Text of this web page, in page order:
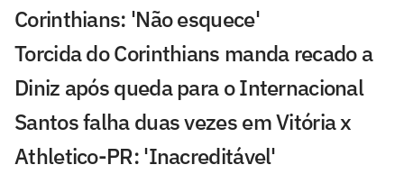
Corinthians: 'Não esquece'
Torcida do Corinthians manda recado a
Diniz após queda para o Internacional
Santos falha duas vezes em Vitória x
Athletico-PR: 'Inacreditável'